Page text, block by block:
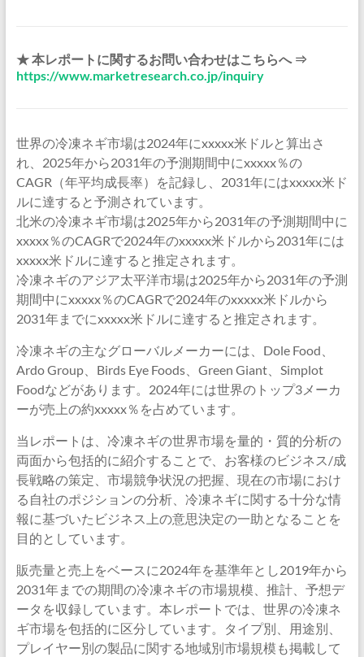
★ 本レポートに関するお問い合わせはこちらへ ⇒
https://www.marketresearch.co.jp/inquiry
世界の冷凍ネギ市場は2024年にxxxxx米ドルと算出さ
れ、2025年から2031年の予測期間中にxxxxx％の
CAGR（年平均成長率）を記録し、2031年にはxxxxx米ド
ルに達すると予測されています。
北米の冷凍ネギ市場は2025年から2031年の予測期間中に
xxxxx％のCAGRで2024年のxxxxx米ドルから2031年には
xxxxx米ドルに達すると推定されます。
冷凍ネギのアジア太平洋市場は2025年から2031年の予測
期間中にxxxxx％のCAGRで2024年のxxxxx米ドルから
2031年までにxxxxx米ドルに達すると推定されます。
冷凍ネギの主なグローバルメーカーには、Dole Food、
Ardo Group、Birds Eye Foods、Green Giant、Simplot
Foodなどがあります。2024年には世界のトップ3メーカ
ーが売上の約xxxxx％を占めています。
当レポートは、冷凍ネギの世界市場を量的・質的分析の
両面から包括的に紹介することで、お客様のビジネス/成
長戦略の策定、市場競争状況の把握、現在の市場におけ
る自社のポジションの分析、冷凍ネギに関する十分な情
報に基づいたビジネス上の意思決定の一助となることを
目的としています。
販売量と売上をベースに2024年を基準年とし2019年から
2031年までの期間の冷凍ネギの市場規模、推計、予想デ
ータを収録しています。本レポートでは、世界の冷凍ネ
ギ市場を包括的に区分しています。タイプ別、用途別、
プレイヤー別の製品に関する地域別市場規模も掲載して